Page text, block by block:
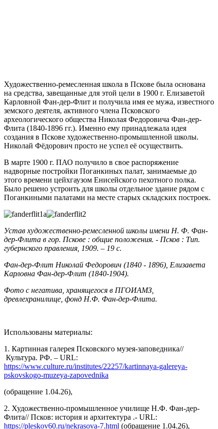
Художественно-ремесленная школа в Пскове была основана
на средства, завещанные для этой цели в 1900 г. Елизаветой
Карловной Фан-дер-Флит и получила имя ее мужа, известного
земского деятеля, активного члена Псковского
археологического общества Николая Федоровича Фан-дер-
Флита (1840-1896 гг.). Именно ему принадлежала идея
создания в Пскове художественно-промышленной школы.
Николай Фёдорович просто не успел её осуществить.
В марте 1900 г. ПАО получило в свое распоряжение
надворные постройки Поганкиных палат, занимаемые до
этого времени цейхгаузом Енисейского пехотного полка.
Было решено устроить для школы отдельное здание рядом с
Поганкиными палатами на месте старых складских построек.
Устав художественно-ремесленной школы имени Н. Ф. Фан-
дер-Флита в гор. Пскове : общие положения. - Псков : Тип.
губернского правления, 1909. – 19 с.
Фан-дер-Флит Николай Федорович (1840 - 1896), Елизавета
Карловна Фан-дер-Флит (1840-1904).
Фото с негатива, хранящегося в ПГОИАМЗ,
древлехранилище, фонд Н.Ф. Фан-дер-Флита.
Использованы материалы:
1. Картинная галерея Псковского музея-заповедника//
Культура. РФ. – URL:
https://www.culture.ru/institutes/22257/kartinnaya-galereya-
pskovskogo-muzeya-zapovednika
(обращение 1.04.26),
2. Художественно-промышленное училище Н.Ф. Фан-дер-
Флита// Псков: история и архитектура .- URL:
https://pleskov60.ru/nekrasova-7.html (обращение 1.04.26),